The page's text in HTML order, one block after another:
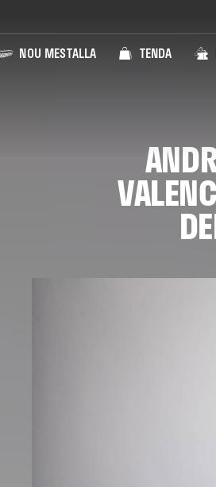
NOU MESTALLA TENDA